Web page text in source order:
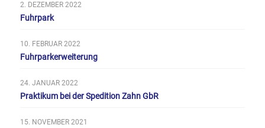
2. DEZEMBER 2022
Fuhrpark
10. FEBRUAR 2022
Fuhrparkerweiterung
24. JANUAR 2022
Praktikum bei der Spedition Zahn GbR
15. NOVEMBER 2021